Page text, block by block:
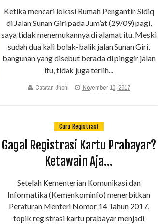
Ketika mencari lokasi Rumah Pengantin Sidiq
di Jalan Sunan Giri pada Jum’at (29/09) pagi,
saya tidak menemukannya di alamat itu. Meski
sudah dua kali bolak-balik jalan Sunan Giri,
bangunan yang disebut berada di pinggir jalan
itu, tidak juga terlih...
Catatan Jhoni November 10, 2017
Cara Registrasi
Gagal Registrasi Kartu Prabayar?
Ketawain Aja...
Setelah Kementerian Komunikasi dan
Informatika (Kemenkominfo) menerbitkan
Peraturan Menteri Nomor 14 Tahun 2017,
topik registrasi kartu prabayar menjadi